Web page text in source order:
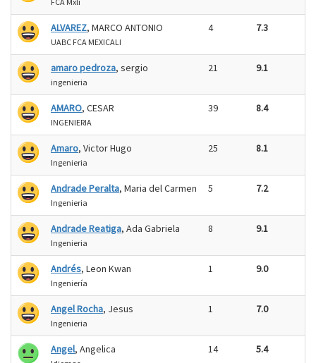
ALVAREZ, MARCO ANTONIO
UABC FCA MEXICALI
4 7.3
amaro pedroza, sergio
ingenieria
21 9.1
AMARO, CESAR
INGENIERIA
39 8.4
Amaro, Victor Hugo
Ingenieria
25 8.1
Andrade Peralta, Maria del Carmen
Ingenieria
5 7.2
Andrade Reatiga, Ada Gabriela
Ingenieria
8 9.1
Andrés, Leon Kwan
Ingeniería
1 9.0
Angel Rocha, Jesus
Ingenieria
1 7.0
Angel, Angelica 14 5.4